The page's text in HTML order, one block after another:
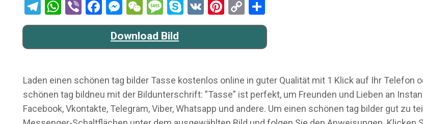
Telegram
WhatsApp
ViberFacebook
Messenger
WeChat
Message
Skype
VK Pinterest
Copy
Link
Download Bild
Laden einen schönen tag bilder Tasse kostenlos online in guter Qualität mit 1 Klick auf Ihr Telefon
schönen tag bildneu mit der Bildunterschrift: ”Tasse” ist perfekt, um Freunden und Lieben an
Facebook, Vkontakte, Telegram, Viber, Whatsapp und andere. Um einen schönen tag bilder gut zu